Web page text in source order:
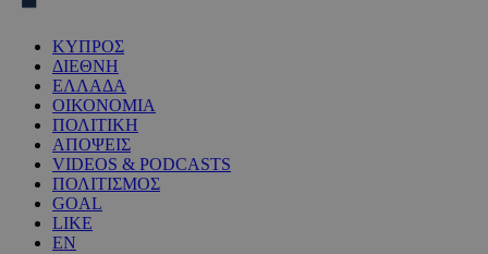
ΚΥΠΡΟΣ
ΔΙΕΘΝΗ
ΕΛΛΑΔΑ
ΟΙΚΟΝΟΜΙΑ
ΠΟΛΙΤΙΚΗ
ΑΠΟΨΕΙΣ
VIDEOS & PODCASTS
ΠΟΛΙΤΙΣΜΟΣ
GOAL
LIKE
EN